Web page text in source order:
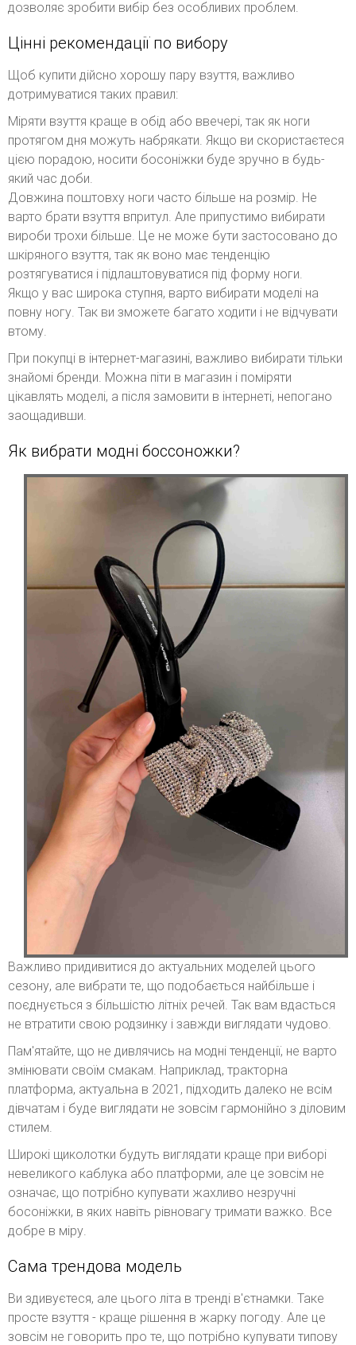
дозволяє зробити вибір без особливих проблем.
Цінні рекомендації по вибору
Щоб купити дійсно хорошу пару взуття, важливо
дотримуватися таких правил:
Міряти взуття краще в обід або ввечері, так як ноги
протягом дня можуть набрякати. Якщо ви скористаєтеся
цією порадою, носити босоніжки буде зручно в будь-
який час доби.
Довжина поштовху ноги часто більше на розмір. Не
варто брати взуття впритул. Але припустимо вибирати
вироби трохи більше. Це не може бути застосовано до
шкіряного взуття, так як воно має тенденцію
розтягуватися і підлаштовуватися під форму ноги.
Якщо у вас широка ступня, варто вибирати моделі на
повну ногу. Так ви зможете багато ходити і не відчувати
втому.
При покупці в інтернет-магазині, важливо вибирати тільки
знайомі бренди. Можна піти в магазин і поміряти
цікавлять моделі, а після замовити в інтернеті, непогано
заощадивши.
Як вибрати модні боссоножки?
Важливо придивитися до актуальних моделей цього
сезону, але вибрати те, що подобається найбільше і
поєднується з більшістю літніх речей. Так вам вдасться
не втратити свою родзинку і завжди виглядати чудово.
Пам'ятайте, що не дивлячись на модні тенденції, не варто
змінювати своїм смакам. Наприклад, тракторна
платформа, актуальна в 2021, підходить далеко не всім
дівчатам і буде виглядати не зовсім гармонійно з діловим
стилем.
Широкі щиколотки будуть виглядати краще при виборі
невеликого каблука або платформи, але це зовсім не
означає, що потрібно купувати жахливо незручні
босоніжки, в яких навіть рівновагу тримати важко. Все
добре в міру.
Сама трендова модель
Ви здивуєтеся, але цього літа в тренді в'єтнамки. Таке
просте взуття - краще рішення в жарку погоду. Але це
зовсім не говорить про те, що потрібно купувати типову